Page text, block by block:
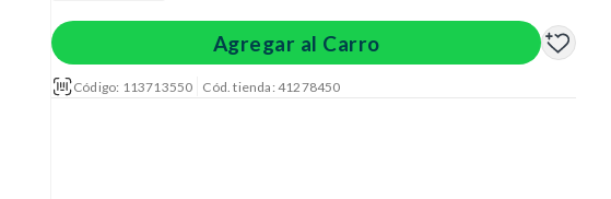
Agregar al Carro
Código: 113713550 Cód. tienda: 41278450